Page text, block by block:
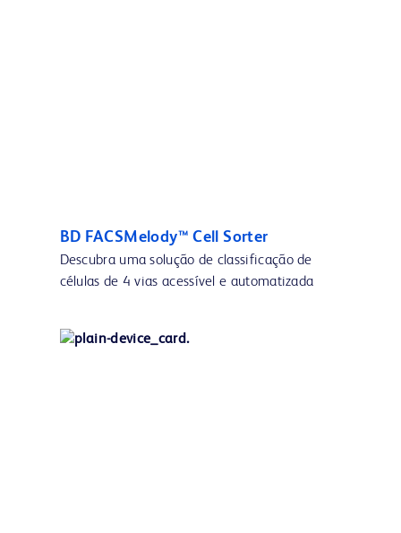
BD FACSMelody™ Cell Sorter
Descubra uma solução de classificação de
células de 4 vias acessível e automatizada